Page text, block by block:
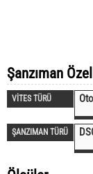
Şanzıman
VİTES TÜRÜ
ŞANZIMAN TÜRÜ